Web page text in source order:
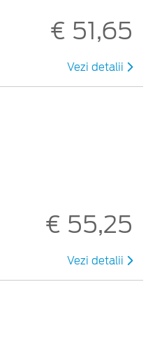
€ 51,65
Vezi detalii
€ 55,25
Vezi detalii